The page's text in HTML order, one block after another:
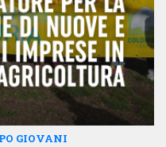
GIOVANI